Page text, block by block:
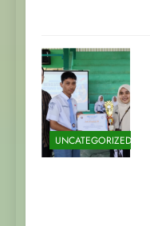
UNCATEGORIZED